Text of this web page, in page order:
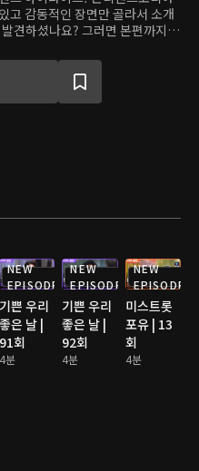
고 감동적인 장면만 골라서 소개
견하셨나요? 그러면 본편까지
NEW
EPISODE
기쁜 우리
좋은 날 |
91회
4분
NEW
EPISODE
기쁜 우리
좋은 날 |
92회
4분
NEW
EPISODE
미스트롯
포유 | 13
회
4분